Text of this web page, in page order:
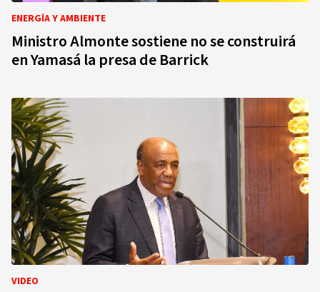
ENERGÍA Y AMBIENTE
Ministro Almonte sostiene no se construirá
en Yamasá la presa de Barrick
VIDEO